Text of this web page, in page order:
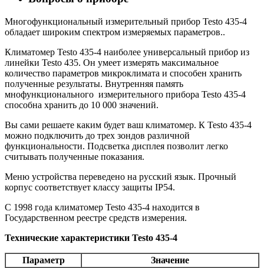
Многофункциональный измерительный прибор Testo 435-4
обладает широким спектром измеряемых параметров..
Климатомер Testo 435-4 наиболее универсальный прибор из
линейки Testo 435. Он умеет измерять максимальное
количество параметров микроклимата и способен хранить
полученные результаты. Внутренняя память
мнофункционального измерительного прибора Testo 435-4
способна хранить до 10 000 значений.
Вы сами решаете каким будет ваш климатомер. К Testo 435-4
можно подключить до трех зондов различной
функциональности. Подсветка дисплея позволит легко
считывать полученные показания.
Меню устройства переведено на русский язык. Прочный
корпус соответствует классу защиты IP54.
С 1998 года климатомер Testo 435-4 находится в
Государственном реестре средств измерения.
Технические характеристики Testo 435-4
Параметр
Значение